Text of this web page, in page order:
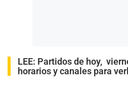
LEE: Partidos de hoy,
horarios y canales para